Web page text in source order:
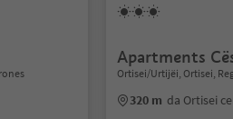
Apartments
Ortisei/Urtijëi, Ortisei,
320 m da Ortisei